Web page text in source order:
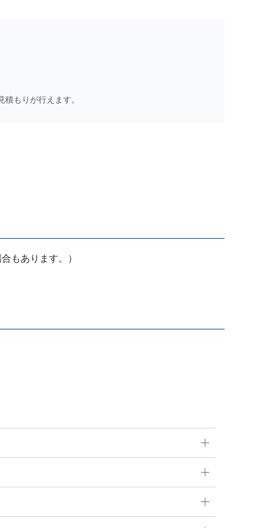
もりが行えます。
もあります。）